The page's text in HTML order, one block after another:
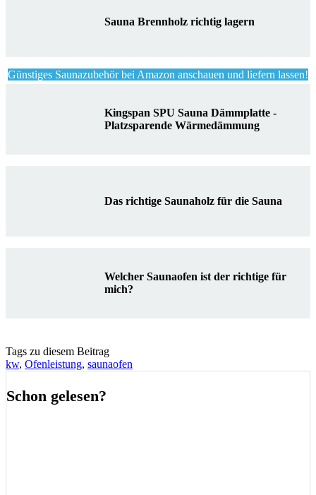
Sauna Brennholz richtig lagern
Günstiges Saunazubehör bei Amazon anschauen und liefern lassen!
Kingspan SPU Sauna Dämmplatte -
Platzsparende Wärmedämmung
Das richtige Saunaholz für die Sauna
Welcher Saunaofen ist der richtige für
mich?
Tags zu diesem Beitrag
kw, Ofenleistung, saunaofen
Schon gelesen?